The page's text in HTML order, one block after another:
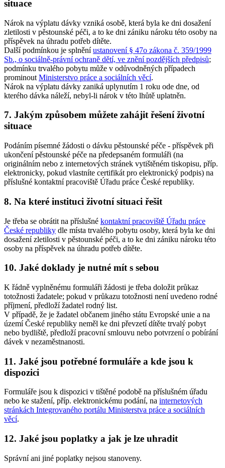
situace
Nárok na výplatu dávky vzniká osobě, která byla ke dni dosažení
zletilosti v pěstounské péči, a to ke dni zániku nároku této osoby na
příspěvek na úhradu potřeb dítěte.
Další podmínkou je splněníustanovení § 47o zákona č. 359/1999
Sb., o sociálně-právní ochraně dětí, ve znění pozdějších předpisů;
podmínku trvalého pobytu může v odůvodněných případech
prominout Ministerstvo práce a sociálních věcí.
Nárok na výplatu dávky zaniká uplynutím 1 roku ode dne, od
kterého dávka náleží, nebyl-li nárok v této lhůtě uplatněn.
7. Jakým způsobem můžete zahájit řešení životní
situace
Podáním písemné žádosti o dávku pěstounské péče - příspěvek při
ukončení pěstounské péče na předepsaném formuláři (na
originálním nebo z internetových stránek vytištěném tiskopisu, příp.
elektronicky, pokud vlastníte certifikát pro elektronický podpis) na
příslušné kontaktní pracoviště Úřadu práce České republiky.
8. Na které instituci životní situaci řešit
Je třeba se obrátit na příslušné kontaktní pracoviště Úřadu práce
České republiky dle místa trvalého pobytu osoby, která byla ke dni
dosažení zletilosti v pěstounské péči, a to ke dni zániku nároku této
osoby na příspěvek na úhradu potřeb dítěte.
10. Jaké doklady je nutné mít s sebou
K řádně vyplněnému formuláři žádosti je třeba doložit průkaz
totožnosti žadatele; pokud v průkazu totožnosti není uvedeno rodné
příjmení, předloží žadatel rodný list.
V případě, že je žadatel občanem jiného státu Evropské unie a na
území České republiky neměl ke dni převzetí dítěte trvalý pobyt
nebo bydliště, předloží pracovní smlouvu nebo potvrzení o pobírání
dávek v nezaměstnanosti.
11. Jaké jsou potřebné formuláře a kde jsou k
dispozici
Formuláře jsou k dispozici v tištěné podobě na příslušném úřadu
nebo ke stažení, příp. elektronickému podání, na internetových
stránkách Integrovaného portálu Ministerstva práce a sociálních
věcí.
12. Jaké jsou poplatky a jak je lze uhradit
Správní ani jiné poplatky nejsou stanoveny.